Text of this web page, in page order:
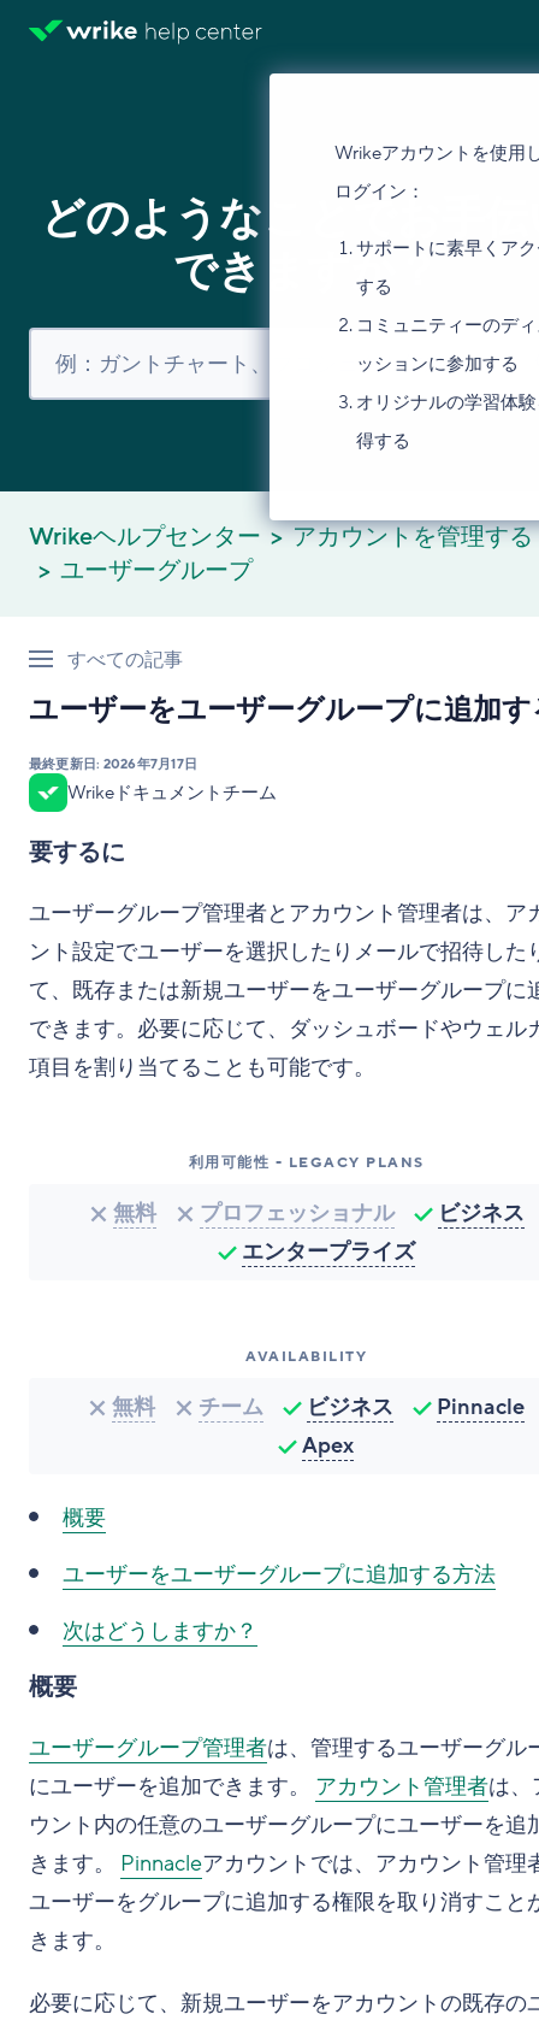
Wrikeアカウントを使用
ログイン：
サポートに素早くア
する
コミュニティーのデ
ッションに参加する
オリジナルの学習体
得する
どのようなことでお手
できますか？
Wrikeヘルプセンター
アカウントを管理する
ユーザーグループ
すべての記事
ユーザーをユーザーグループに追加
最終更新日: 2026年7月17日
Wrikeドキュメントチーム
要するに
ユーザーグループ管理者とアカウント管理者は、ア
ント設定でユーザーを選択したりメールで招待した
て、既存または新規ユーザーをユーザーグループに
できます。必要に応じて、ダッシュボードやウェル
項目を割り当てることも可能です。
利用可能性 - LEGACY PLANS
無料 プロフェッショナル
ビジネス
エンタープライズ
AVAILABILITY
無料 チーム ビジネス
Pinnacle
Apex
概要
ユーザーをユーザーグループに追加する方法
次はどうしますか？
概要
ユーザーグループ管理者は、管理するユーザーグル
にユーザーを追加できます。 アカウント管理者は、
ウント内の任意のユーザーグループにユーザーを追
きます。 Pinnacleアカウントでは、アカウント管理
ユーザーをグループに追加する権限を取り消すこと
きます。
必要に応じて、新規ユーザーをアカウントの既存の